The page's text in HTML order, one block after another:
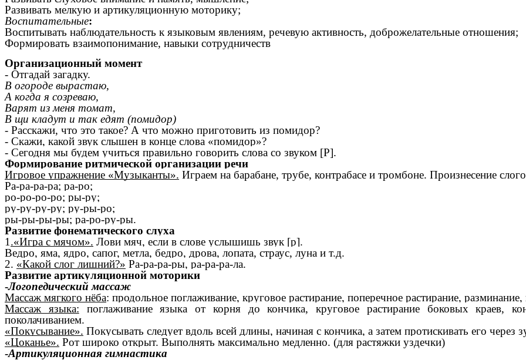
Развивать мелкую и артикуляционную моторику;
Воспитательные:
Воспитывать наблюдательность к языковым явлениям, речевую активность, доброжелательные отношения;
Формировать взаимопонимание, навыки сотрудничеств
Организационный момент
- Отгадай загадку.
В огороде вырастаю,
А когда я созреваю,
Варят из меня томат,
В щи кладут и так едят (помидор)
- Расскажи, что это такое? А что можно приготовить из помидор?
- Скажи, какой звук слышен в конце слова «помидор»?
- Сегодня мы будем учиться правильно говорить слова со звуком [Р].
Формирование ритмической организации речи
Игровое упражнение «Музыканты». Играем на барабане, трубе, контрабасе и тромбоне. Произнесение
Ра-ра-ра-ра; ра-ро;
ро-ро-ро-ро; ры-ру;
ру-ру-ру-ру; ру-ры-ро;
ры-ры-ры-ры; ра-ро-ру-ры.
Развитие фонематического слуха
1 .«Игра с мячом». Лови мяч, если в слове услышишь звук [р].
Ведро, яма, ядро, сапог, метла, бедро, дрова, лопата, страус, луна и т.д.
2. «Какой слог лишний?» Ра-ра-ра-ры, ра-ра-ра-ла.
Развитие артикуляционной моторики
-Логопедический массаж
Массаж мягкого нёба: продольное поглаживание, круговое растирание, поперечное растирание,
Массаж языка: поглаживание языка от корня до кончика, круговое растирание боковых краев,
поколачиванием.
«Покусывание». Покусывать следует вдоль всей длины, начиная с кончика, а затем протискивать его
«Цоканье». Рот широко открыт. Выполнять максимально медленно. (для растяжки уздечки)
-Артикуляционная гимнастика